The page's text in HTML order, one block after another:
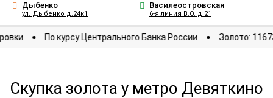
Дыбенко
ул. Дыбенко д.24к1
Василеостровская
6-я линия В.О. д 21
котировки По курсу Центрального Банка России
Скупка золота у метро Девяткино